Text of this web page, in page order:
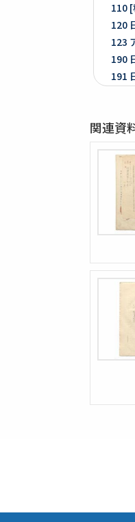
110
120
123
190
191
262
263
278
281
289
293
304
368
380
関連資